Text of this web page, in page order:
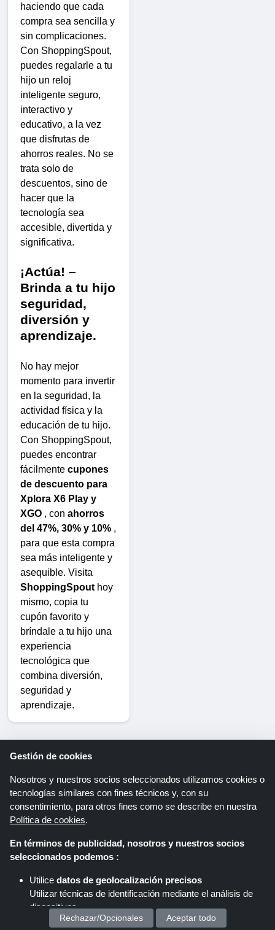
haciendo que cada
compra sea sencilla y
sin complicaciones.
Con ShoppingSpout,
puedes regalarle a tu
hijo un reloj
inteligente seguro,
interactivo y
educativo, a la vez
que disfrutas de
ahorros reales. No se
trata solo de
descuentos, sino de
hacer que la
tecnología sea
accesible, divertida y
significativa.
¡Actúa! –
Brinda a tu hijo
seguridad,
diversión y
aprendizaje.
No hay mejor
momento para invertir
en la seguridad, la
actividad física y la
educación de tu hijo.
Con ShoppingSpout,
puedes encontrar
fácilmente cupones
de descuento para
Xplora X6 Play y
XGO , con ahorros
del 47%, 30% y 10% ,
para que esta compra
sea más inteligente y
asequible. Visita
ShoppingSpout hoy
mismo, copia tu
cupón favorito y
bríndale a tu hijo una
experiencia
tecnológica que
combina diversión,
seguridad y
aprendizaje.
¿Puedo usar
cupones de
Xplora en
¡Sí! Cupones
comoel código de
descuento del 30
% para el
cargador del reloj
inteligente Xplora
Gestión de cookies
Nosotros y nuestros socios seleccionados utilizamos cookies o
tecnologías similares con fines técnicos y, con su
consentimiento, para otros fines como se describe en nuestra
Política de cookies.
En términos de publicidad, nosotros y nuestros socios
seleccionados podemos :
Utilice datos de geolocalización precisos
Utilizar técnicas de identificación mediante el análisis de
dispositivos.
Almacenar y/o acceder a información en un dispositivo
Rechazar/Opcionales Aceptar todo